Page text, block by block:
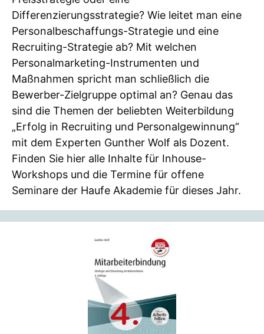
Differenzierungsstrategie? Wie leitet man eine
Personalbeschaffungs-Strategie und eine
Recruiting-Strategie ab? Mit welchen
Personalmarketing-Instrumenten und
Maßnahmen spricht man schließlich die
Bewerber-Zielgruppe optimal an? Genau das
sind die Themen der beliebten Weiterbildung
„Erfolg in Recruiting und Personalgewinnung“
mit dem Experten Gunther Wolf als Dozent.
Finden Sie hier alle Inhalte für Inhouse-
Workshops und die Termine für offene
Seminare der Haufe Akademie für dieses Jahr.